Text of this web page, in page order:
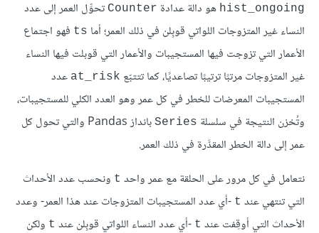
hist_ongoing هو دالة عدادة Counter تحوِّل العمر إلى عدد
النساء غير المتزوجات اللواتي قوبِلن في ذلك العمر؛ أما ts فهو اجتماع
الأعمار التي تزوجت فيها المستجيبات والأعمار التي قوبلت فيها النساء
غير المتزوجات مرتبًا ترتيبًا تصاعديًا، كما تتتبّع at_risk عدد
المستجيبات المعرضات للخطر في كل عمر وهو العدد الكلي للمستجيبات،
وتُخزن النتيجة في سلسلة Series
بانداز Pandas والتي تحول كل
عمر إلى دالة الخطر المقدَّرة في ذلك العمر.
نتعامل في كل مرور على الحلقة مع عمر واحد t ونحسب عدد الأحداث
التي تنتهي عند t -أي عدد المستجيبات المتزوجات عند هذا العمر- وعدد
الأحداث التي أوقِفت عند t -أي عدد النساء اللواتي قوبِلن عند t ولكن